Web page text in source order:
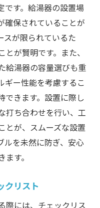
です。給湯器の設置場
確保されていることが
スが限られているた
が賢明です。また、
給湯器の容量選びも重
ギー性能を考慮するこ
できます。設置に際し
打ち合わせを行い、工
とが、スムーズな設置
ルを未然に防ぎ、安心
す。
クリスト
際には、チェックリス